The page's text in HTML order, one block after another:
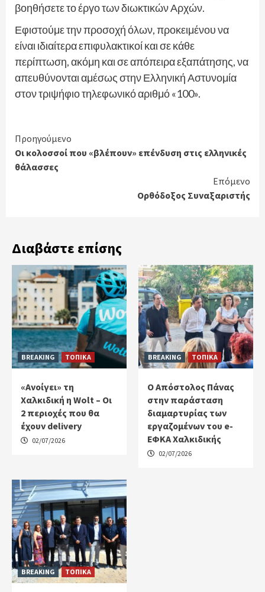
βοηθήσετε το έργο των διωκτικών Αρχών.
Εφιστούμε την προσοχή όλων, προκειμένου να
είναι ιδιαίτερα επιφυλακτικοί και σε κάθε
περίπτωση, ακόμη και σε απόπειρα εξαπάτησης, να
απευθύνονται αμέσως στην Ελληνική Αστυνομία
στον τριψήφιο τηλεφωνικό αριθμό «100».
Continue
Reading
Προηγούμενο
Οι κολοσσοί που «βλέπουν» επένδυση στις ελληνικές
θάλασσες
Επόμενο
Ορθόδοξος Συναξαριστής
Διαβάστε επίσης
BREAKING ΤΟΠΙΚΑ
«Ανοίγει» τη
Χαλκιδική η Wolt – Οι
2 περιοχές που θα
έχουν delivery
02/07/2026
BREAKING ΤΟΠΙΚΑ
Ο Απόστολος Πάνας
στην παράσταση
διαμαρτυρίας των
εργαζομένων του e-
ΕΦΚΑ Χαλκιδικής
02/07/2026
BREAKING ΤΟΠΙΚΑ